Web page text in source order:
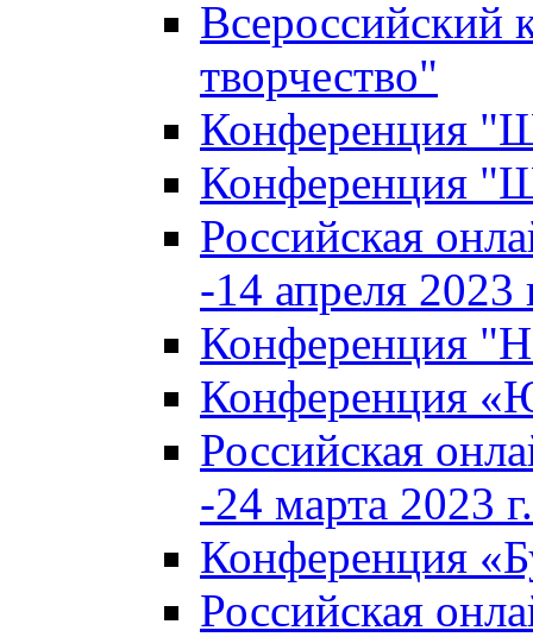
Всероссийский
творчество"
Конференция
Конференция
Российская
-14 апреля 2023
Конференция
Конференция
Российская
-24 марта 2023
Конференция
Российская